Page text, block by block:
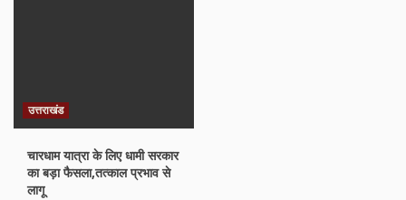
उत्तराखंड
चारधाम यात्रा के लिए धामी सरकार
का बड़ा फैसला,तत्काल प्रभाव से
लागू